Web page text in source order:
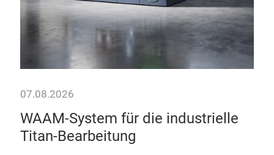
07.08.2026
WAAM-System für die industrielle
Titan-Bearbeitung